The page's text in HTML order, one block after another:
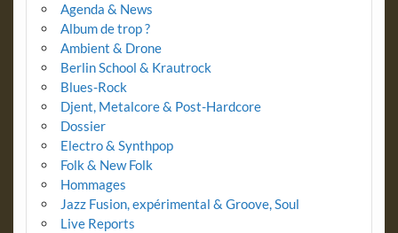
Agenda & News
Album de trop ?
Ambient & Drone
Berlin School & Krautrock
Blues-Rock
Djent, Metalcore & Post-Hardcore
Dossier
Electro & Synthpop
Folk & New Folk
Hommages
Jazz Fusion, expérimental & Groove, Soul
Live Reports